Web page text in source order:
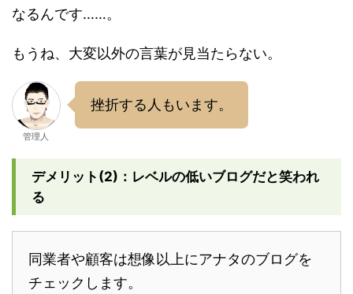
なるんです……。
もうね、大変以外の言葉が見当たらない。
管理人
挫折する人もいます。
デメリット(2)：レベルの低いブログだと笑われ
る
同業者や顧客は想像以上にアナタのブログを
チェックします。